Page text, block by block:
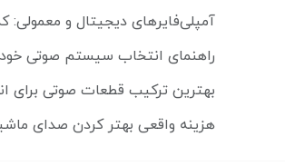
آمپلی‌فایرهای دیجیتال و
راهنمای انتخاب سیستم صوتی
بهترین ترکیب قطعات صوتی برای
هزینه واقعی بهتر کردن صدای